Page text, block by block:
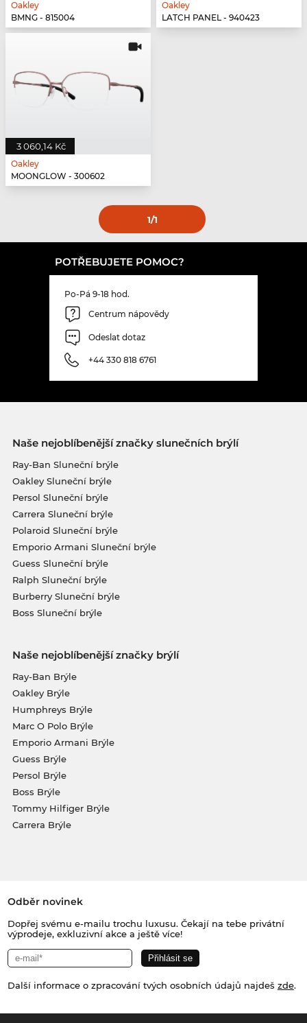
Oakley
BMNG - 815004
Oakley
LATCH PANEL - 940423
3 060,14 Kč
Oakley
MOONGLOW - 300602
1/1
POTŘEBUJETE POMOC?
Po-Pá 9-18 hod.
Centrum nápovědy
Odeslat dotaz
+44 330 818 6761
Naše nejoblíbenější značky slunečních brýlí
Ray-Ban Sluneční brýle
Oakley Sluneční brýle
Persol Sluneční brýle
Carrera Sluneční brýle
Polaroid Sluneční brýle
Emporio Armani Sluneční brýle
Guess Sluneční brýle
Ralph Sluneční brýle
Burberry Sluneční brýle
Boss Sluneční brýle
Naše nejoblíbenější značky brýlí
Ray-Ban Brýle
Oakley Brýle
Humphreys Brýle
Marc O Polo Brýle
Emporio Armani Brýle
Guess Brýle
Persol Brýle
Boss Brýle
Tommy Hilfiger Brýle
Carrera Brýle
Odběr novinek
Dopřej svému e-mailu trochu luxusu. Čekají na tebe privátní
výprodeje, exkluzivní akce a ještě více!
Další informace o zpracování tvých osobních údajů najdeš zde.